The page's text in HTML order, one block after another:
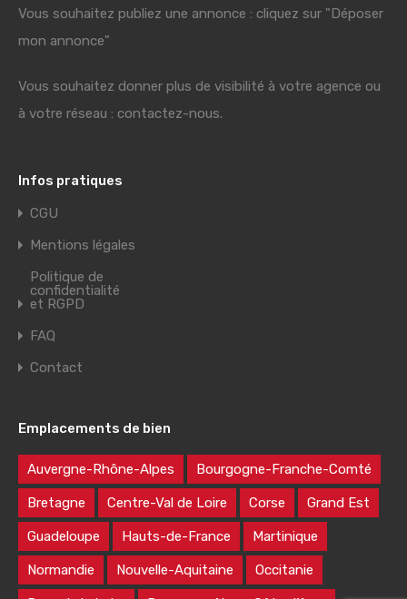
Vous souhaitez publiez une annonce : cliquez sur "Déposer
mon annonce"
Vous souhaitez donner plus de visibilité à votre agence ou
à votre réseau : contactez-nous.
Infos pratiques
CGU
Mentions légales
Politique de
confidentialité
et RGPD
FAQ
Contact
Emplacements de bien
Auvergne-Rhône-Alpes Bourgogne-Franche-Comté
Bretagne Centre-Val de Loire Corse Grand Est
Guadeloupe Hauts-de-France Martinique
Normandie Nouvelle-Aquitaine Occitanie